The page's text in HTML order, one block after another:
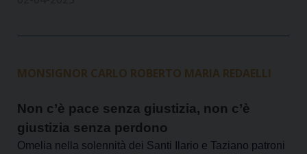
MONSIGNOR CARLO ROBERTO MARIA REDAELLI
Non c’è pace senza giustizia, non c’è
giustizia senza perdono
Omelia nella solennità dei Santi Ilario e Taziano patroni